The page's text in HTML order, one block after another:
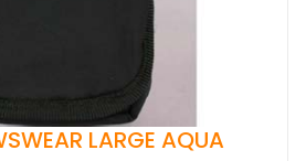
LARGE AQUA